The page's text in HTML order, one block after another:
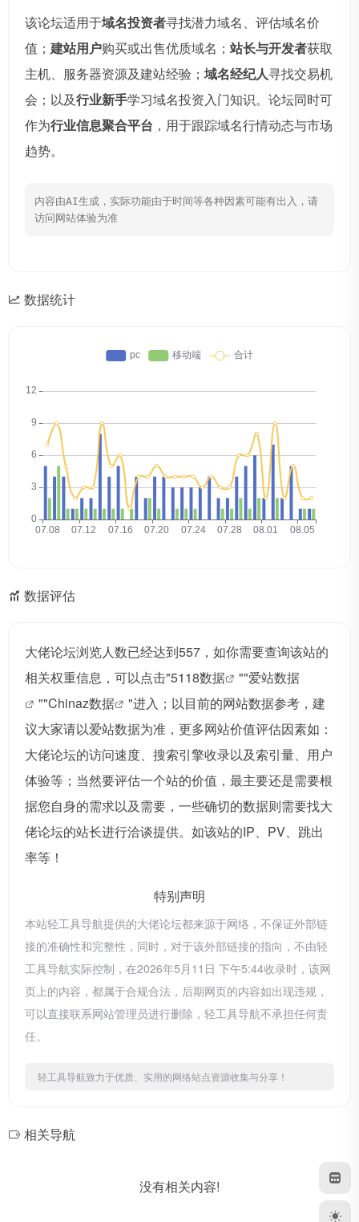
该论坛适用于域名投资者寻找潜力域名、评估域名价
值； 建站用户购买或出售优质域名； 站长与开发者获取
主机、服务器资源及建站经验； 域名经纪人寻找交易机
会；以及行业新手学习域名投资入门知识。论坛同时可
作为行业信息聚合平台 ，用于跟踪域名行情动态与市场
趋势。
内容由AI生成，实际功能由于时间等各种因素可能有出入，请
访问网站体验为准
数据统计
数据评估
大佬论坛浏览人数已经达到557，如你需要查询该站的
相关权重信息，可以点击"5118数据 ""爱站数据
""Chinaz数据
"进入；以目前的网站数据参考，建
议大家请以爱站数据为准，更多网站价值评估因素如：
大佬论坛的访问速度、搜索引擎收录以及索引量、用户
体验等；当然要评估一个站的价值，最主要还是需要根
据您自身的需求以及需要，一些确切的数据则需要找大
佬论坛的站长进行洽谈提供。如该站的IP、PV、跳出
率等！
特别声明
本站轻工具导航提供的大佬论坛都来源于网络，不保证外部链
接的准确性和完整性，同时，对于该外部链接的指向，不由轻
工具导航实际控制，在2026年5月11日 下午5:44收录时，该网
页上的内容，都属于合规合法，后期网页的内容如出现违规，
可以直接联系网站管理员进行删除，轻工具导航不承担任何责
任。
轻工具导航致力于优质、实用的网络站点资源收集与分享！
相关导航
没有相关内容!